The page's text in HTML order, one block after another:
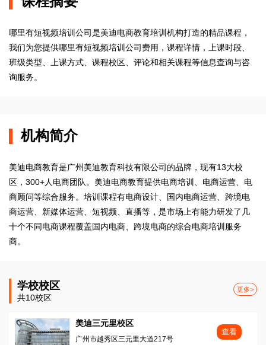
哪里有短视频培训公司是美迪电商教育培训机构打造的精品课程，
我们为您提供哪里有短视频培训公司费用，课程详情，上课时段、
班级类型、上课方式、课程校区、评论和相关课程等信息查询与咨
询服务。
机构简介
美迪电商教育是广州美迪教育科技有限公司的品牌，现有13大校
区，300+人电商团队。美迪电商教育提供电商培训、电商运营、电
商顾问等综合服务。培训课程有电商设计、国内电商运营、跨境电
商运营、新媒体运营、短视频、直播等，是市场上有能力研发了几
十个不同电商课程覆盖国内电商、跨境电商的综合电商培训服务
商。
学校校区
共10校区
更多>
美迪三元里校区
广州市越秀区三元里大道217号
查看